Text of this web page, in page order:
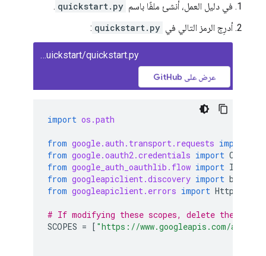
في دليل العمل، أنشئ ملفًا باسم quickstart.py
.
أدرِج الرمز التالي في quickstart.py
:
classroom/quickstart/quickstart.py
عرض على GitHub
import os.path
from google.auth.transport.requests import
from google.oauth2.credentials import
from google_auth_oauthlib.flow import
from googleapiclient.discovery import build
from googleapiclient.errors import HttpError
# If modifying these scopes, delete the file
SCOPES = [ "https://www.googleapis.com/auth/